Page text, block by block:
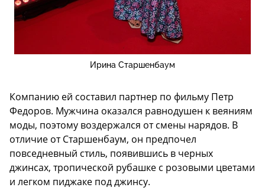
Ирина Старшенбаум
Компанию ей составил партнер по фильму Петр
Федоров. Мужчина оказался равнодушен к веяниям
моды, поэтому воздержался от смены нарядов. В
отличие от Старшенбаум, он предпочел
повседневный стиль, появившись в черных
джинсах, тропической рубашке с розовыми цветами
и легком пиджаке под джинсу.